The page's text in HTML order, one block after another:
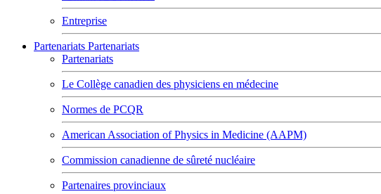
Entreprise
Partenariats Partenariats
Partenariats
Le Collège canadien des physiciens en médecine
Normes de PCQR
American Association of Physics in Medicine (AAPM)
Commission canadienne de sûreté nucléaire
Partenaires provinciaux